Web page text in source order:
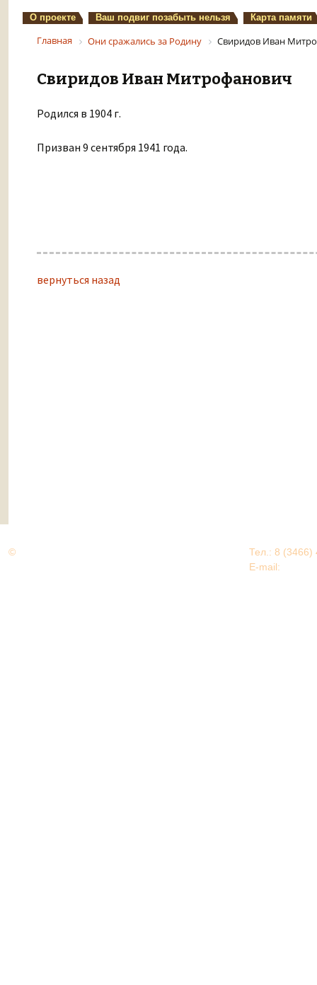
О проекте Ваш подвиг позабыть нельзя Карта памяти
Главная Они сражались за Родину Свиридов Иван
Свиридов Иван Митрофанович
Родился в 1904 г.
Призван 9 сентября 1941 года.
вернуться назад
©
Тел.: 8 (3466)
E-mail: